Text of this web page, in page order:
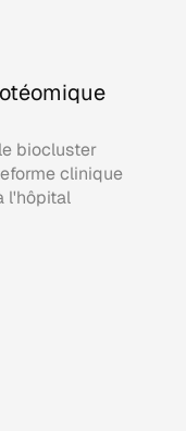
biocluster
clinique
l'hôpital